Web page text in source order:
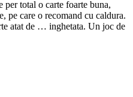
per total o carte foarte buna,
pe care o recomand cu caldura.
atat de … inghetata. Un joc de